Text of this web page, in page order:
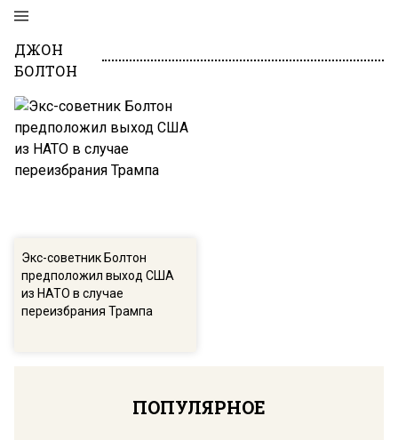
ДЖОН
БОЛТОН
Экс-советник Болтон
предположил выход США
из НАТО в случае
переизбрания Трампа
ПОПУЛЯРНОЕ